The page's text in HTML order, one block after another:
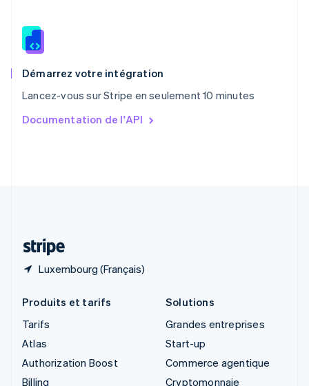
Démarrez votre intégration
Lancez-vous sur Stripe en seulement 10 minutes
Documentation de l'API
Luxembourg (Français)
Roumanie
Royaume-Uni
English
English简体中文
English
Produits et tarifs
Tarifs
Atlas
Authorization Boost
Billing
Solutions
Grandes entreprises
Start-up
Commerce agentique
Cryptomonnaie